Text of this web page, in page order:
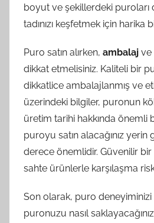
boyut ve şekillerdeki puroları
tadınızı keşfetmek için harika
Puro satın alırken, ambalaj ve
dikkat etmelisiniz. Kaliteli bir
dikkatlice ambalajlanmış ve
üzerindeki bilgiler, puronun
üretim tarihi hakkında önemli
puroyu satın alacağınız
derece önemlidir. Güvenilir bir
sahte ürünlerle karşılaşma
Son olarak, puro
puronuzu nasıl